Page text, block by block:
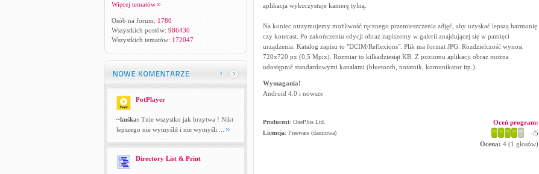
Więcej tematów
Osób na forum: 1780
Wszystkich postów: 986430
Wszystkich tematów: 172047
PotPlayer
~kuśka: Tnie wszystko jak brzytwa ! Nikt
lepszego nie wymyślił i nie wymyśli ...
Directory List & Print
aplikacja wykorzystuje kamerę tylną.
Na koniec otrzymujemy możliwość ręcznego przemieszczenia zdjęć, aby uzyskać lepszą harmonię
czy kontrast. Po zakończeniu edycji obraz zapiszemy w galerii znajdującej się w pamięci
urządzenia. Katalog zapisu to "DCIM/Reflexions". Plik ma format JPG. Rozdzielczość wynosi
720x720 px (0,5 Mpix). Rozmiar to kilkadziesiąt KB. Z poziomu aplikacji obraz można
udostępnić standardowymi kanałami (bluetooth, notatnik, komunikator itp.).
Wymagania!
Android 4.0 i nowsze
Producent: OnePlus Ltd.
Licencja: Freeware (darmowa)
Oceń program:
-/5
Ocena: 4(1 głosów)